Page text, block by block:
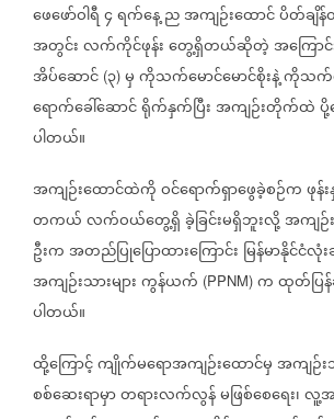
ဖေဖော်ဝါရီ၄ရက်နေ့ညအကျဉ်းထောင်ပိတ်ချိ
အတွင်းလက်ကိုင်ဖုန်းတွေ့ရှိတယ်ဆိုတဲ့အကြောင်
အိပ်ဆောင် (၃) မှကိုသက်မောင်မောင်စိုးနဲ့ကိုသက်
ရောက်ခေါ်ဆောင်ရိုက်နှက်ပြီးအကျဉ်းတိုက်ထဲ
ပါတယ်။
အကျဉ်းထောင်ထဲကိုဝင်ရောက်ရှာဖွေခဲ့စဉ်ကဖုန်
တကယ်လက်ဝယ်တွေ့ရှိခဲ့ခြင်းမရှိဘူးလို့အကျဉ်
ဦးကအတည်ပြုပြောထားကြောင်း မြန်မာနိုင်ငံလုံ
အကျဉ်းသားများကွန်ယက် (PPNM) ကထုတ်ပြ
ပါတယ်။
ထို့ကြောင့်ကျိုက်မရောအကျဉ်းထောင်မှအကျဉ်
စစ်ဆေးရာမှာတရားလက်လွန်မဖြစ်စေရေး၊လူ့အ